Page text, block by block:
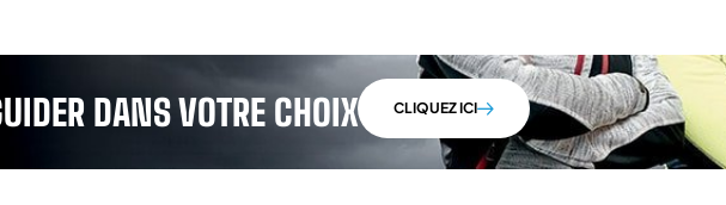
DANS VOTRE CHOIX CLIQUEZ ICI